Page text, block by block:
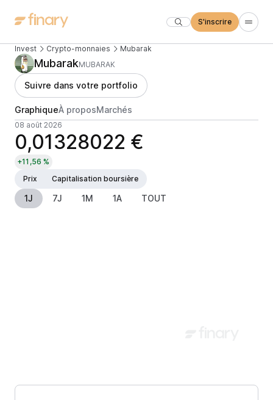
S'inscrire
Invest Crypto-monnaies Mubarak
MubarakMUBARAK
Suivre dans votre portfolio
GraphiqueÀ proposMarchés
08 août 2026
0,01328022 €
+11,56 %
Prix
Capitalisation boursière
1J 7J 1M 1A TOUT